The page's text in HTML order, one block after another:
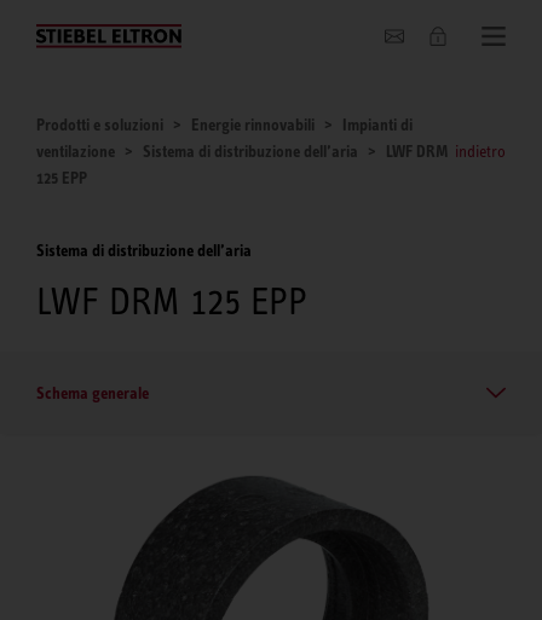
Chi siamo
Prodotti e soluzioni Energie rinnovabili
Impianti di
ventilazione
Sistema di distribuzione dell’aria
LWF DRM
125 EPP
indietro
Sistema di distribuzione dell’aria
LWF DRM 125 EPP
Schema generale